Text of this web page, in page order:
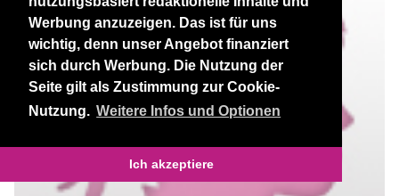
Werbung anzuzeigen. Das ist für uns
wichtig, denn unser Angebot finanziert
sich durch Werbung. Die Nutzung der
Seite gilt als Zustimmung zur Cookie-
Nutzung. Weitere Infos und Optionen
Ich akzeptiere